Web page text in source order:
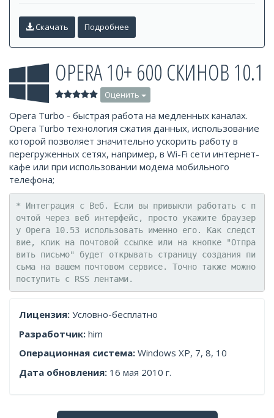
Скачать Подробнее
OPERA 10+ 600 СКИНОВ 10.1
Оценить
Opera Turbo - быстрая работа на медленных каналах.
Opera Turbo технология сжатия данных, использование
которой позволяет значительно ускорить работу в
перегруженных сетях, например, в Wi-Fi сети интернет-
кафе или при использовании модема мобильного
телефона;
* Интеграция с Веб. Если вы привыкли работать с п
очтой через веб интерфейс, просто укажите браузер
у Opera 10.53 использовать именно его. Как следст
вие, клик на почтовой ссылке или на кнопке "Отпра
вить письмо" будет открывать страницу создания пи
сьма на вашем почтовом сервисе. Точно также можно
Лицензия: Условно-бесплатно
Разработчик: him
Операционная система: Windows XP, 7, 8, 10
Дата обновления: 16 мая 2010 г.